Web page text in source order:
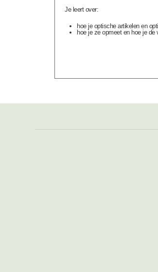
Je leert over:
hoe je optische artikelen en
hoe je ze opmeet en hoe je